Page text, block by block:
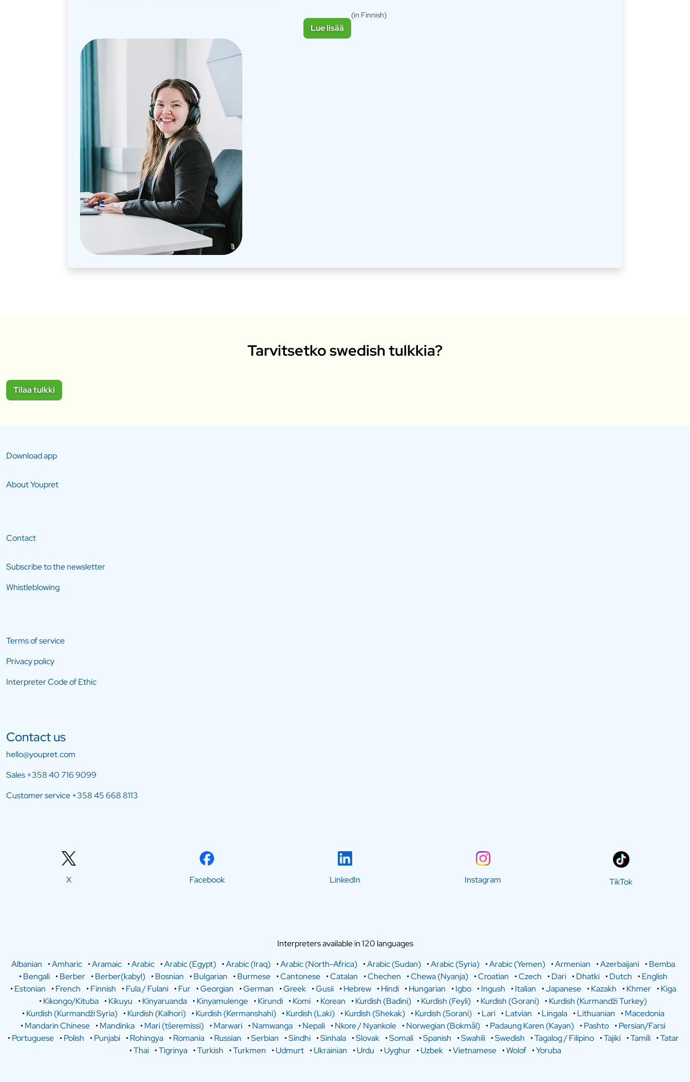
Lue lisää
(in Finnish)
Tarvitsetko swedish tulkkia?
Tilaa tulkki
Download app
About Youpret
Contact
Subscribe to the newsletter
Whistleblowing
Terms of service
Privacy policy
Interpreter Code of Ethic
Contact us
hello@youpret.com
Sales+358 40 716 9099
Customer service+358 45 668 8113
X Facebook LinkedIn Instagram TikTok
Interpreters available in 120 languages
Albanian
•Amharic •Aramaic •Arabic •Arabic (Egypt) •Arabic (Iraq) •Arabic (North-Africa) •Arabic (Sudan) •Arabic (Syria) •Arabic (Yemen) •Armenian •Azerbaijani •Bemba
•Bengali •Berber •Berber(kabyl) •Bosnian •Bulgarian •Burmese •Cantonese •Catalan •Chechen •Chewa (Nyanja) •Croatian •Czech •Dari •Dhatki •Dutch •English
•Estonian •French •Finnish •Fula / Fulani •Fur •Georgian •German •Greek •Gusii •Hebrew •Hindi •Hungarian •Igbo •Ingush •Italian •Japanese •Kazakh •Khmer •Kiga
•Kikongo/Kituba •Kikuyu •Kinyaruanda •Kinyamulenge •Kirundi •Komi •Korean •Kurdish (Badini) •Kurdish (Feyli) •Kurdish (Gorani) •Kurdish (Kurmandži Turkey)
•Kurdish (Kurmandži Syria) •Kurdish (Kalhori) •Kurdish (Kermanshahi) •Kurdish (Laki) •Kurdish (Shekak) •Kurdish (Sorani) •Lari •Latvian •Lingala •Lithuanian •Macedonia
•Mandarin Chinese •Mandinka •Mari (tšeremissi) •Marwari •Namwanga •Nepali •Nkore / Nyankole •Norwegian (Bokmål) •Padaung Karen (Kayan) •Pashto •Persian/Farsi
•Portuguese •Polish •Punjabi •Rohingya •Romania •Russian •Serbian •Sindhi •Sinhala •Slovak •Somali •Spanish •Swahili •Swedish •Tagalog / Filipino •Tajiki •Tamili •Tatar
•Thai •Tigrinya •Turkish •Turkmen •Udmurt •Ukrainian •Urdu •Uyghur •Uzbek •Vietnamese •Wolof •Yoruba